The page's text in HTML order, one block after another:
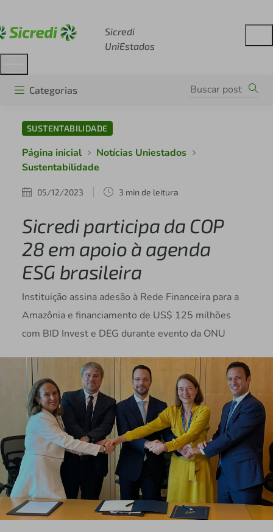
Sicredi
UniEstados
Categorias
SUSTENTABILIDADE
Página inicial
Notícias Uniestados
Sustentabilidade
05/12/2023 3 min de leitura
Sicredi participa da COP
28 em apoio à agenda
ESG brasileira
Instituição assina adesão à Rede Financeira para a
Amazônia e financiamento de US$ 125 milhões
com BID Invest e DEG durante evento da ONU